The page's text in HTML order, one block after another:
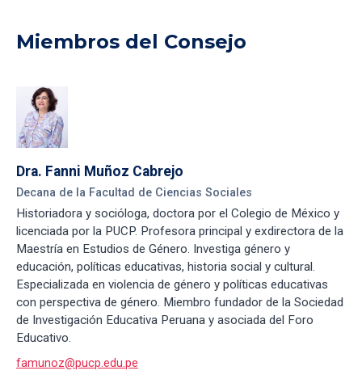
Miembros del Consejo
Dra. Fanni Muñoz Cabrejo
Decana de la Facultad de Ciencias Sociales
Historiadora y socióloga, doctora por el Colegio de México y
licenciada por la PUCP. Profesora principal y exdirectora de la
Maestría en Estudios de Género. Investiga género y
educación, políticas educativas, historia social y cultural.
Especializada en violencia de género y políticas educativas
con perspectiva de género. Miembro fundador de la Sociedad
de Investigación Educativa Peruana y asociada del Foro
Educativo.
famunoz@pucp.edu.pe